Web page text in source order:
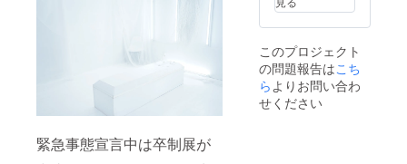
緊急事態宣言中は卒制展が
にした
いので
の際は
候補日
を2、3
ご連絡
の出張
は難し
性が高
いで
す。 ※
事前の
日程調
わせの
上、内
談して
決めて
いきま
しょ
う。 ※
このプロジェクト
の問題報告はこち
ら よりお問い合わ
せください